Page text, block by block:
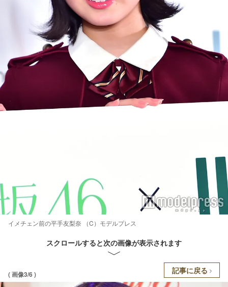
イメチェン前の平手友梨奈 （C）モデルプレス
スクロールすると次の画像が表示されます
( 画像3/6 ) 記事に戻る